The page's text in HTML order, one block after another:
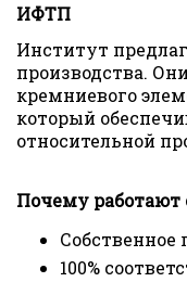
ИФТП
Институт
производства.
кремниевого
который
относительной
Почему работают
Собственное
100%